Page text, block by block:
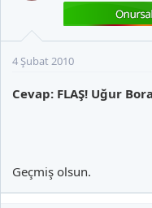
4 Şubat 2010
Cevap: FLAŞ! Uğur
Geçmiş olsun.